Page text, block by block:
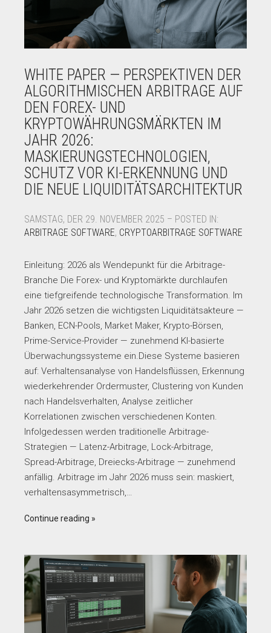
WHITE PAPER — PERSPEKTIVEN DER
ALGORITHMISCHEN ARBITRAGE AUF
DEN FOREX- UND
KRYPTOWÄHRUNGSMÄRKTEN IM
JAHR 2026:
MASKIERUNGSTECHNOLOGIEN,
SCHUTZ VOR KI-ERKENNUNG UND
DIE NEUE LIQUIDITÄTSARCHITEKTUR
SAMSTAG, DER 29. NOVEMBER 2025 – POSTED IN:
ARBITRAGE SOFTWARE, CRYPTOARBITRAGE SOFTWARE
Einleitung: 2026 als Wendepunkt für die Arbitrage-
Branche Die Forex- und Kryptomärkte durchlaufen
eine tiefgreifende technologische Transformation. Im
Jahr 2026 setzen die wichtigsten Liquiditätsakteure —
Banken, ECN-Pools, Market Maker, Krypto-Börsen,
Prime-Service-Provider — zunehmend KI-basierte
Überwachungssysteme ein.Diese Systeme basieren
auf: Verhaltensanalyse von Handelsflüssen, Erkennung
wiederkehrender Ordermuster, Clustering von Kunden
nach Handelsverhalten, Analyse zeitlicher
Korrelationen zwischen verschiedenen Konten.
Infolgedessen werden traditionelle Arbitrage-
Strategien — Latenz-Arbitrage, Lock-Arbitrage,
Spread-Arbitrage, Dreiecks-Arbitrage — zunehmend
anfällig. Arbitrage im Jahr 2026 muss sein: maskiert,
verhaltensasymmetrisch,…
Continue reading